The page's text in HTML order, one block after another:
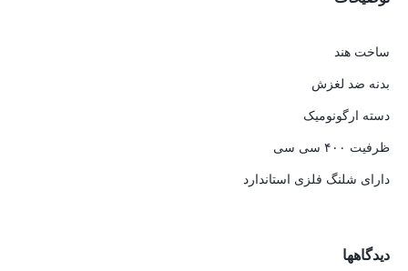
ساخت هند
بدنه ضد لغزش
دسته ارگونومیک
ظرفیت ۴۰۰ سی سی
دارای شلنگ فلزی استاندارد
دیدگاهها